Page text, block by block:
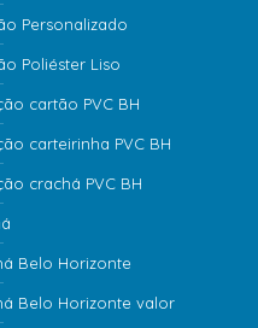
Personalizado
Poliéster Liso
cartão PVC BH
carteirinha PVC BH
crachá PVC BH
Belo Horizonte
Belo Horizonte valor